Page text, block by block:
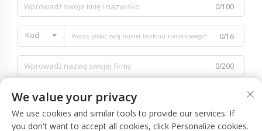
0/100
Kod 0/16
0/200
0/1000
We value your privacy
We use cookies and similar tools to provide our services. If
you don't want to accept all cookies, click Personalize cookies.